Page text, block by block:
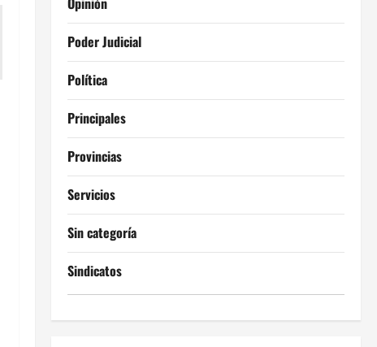
Poder Judicial
Política
Principales
Provincias
Servicios
Sin categoría
Sindicatos